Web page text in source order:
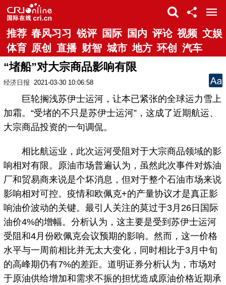
推荐 春风习习 锐评 国际 国内 评论 视频 文娱
体育 原创 直播 财智 城市 地方 环创 汽车
“堵船”对大宗商品影响有限
经济日报 2021-03-30 10:06:58
巨轮搁浅苏伊士运河，让本已紧张的全球运力雪上
加霜。“受堵的不只是苏伊士运河”，这成了近期航运、
大宗商品投资的一句调侃。
相比航运业，此次运河受阻对于大宗商品领域的影
响相对有限。原油市场普遍认为，虽然此次事件对炼油
厂和贸易商来说是个坏消息，但对于整个石油市场来说
影响相对可控。疫情和欧佩克+的产量协议才是真正影
响油价波动的关键。最引人关注的莫过于3月26日国际
油价4%的增幅。分析认为，这主要是受到苏伊士运河
受阻和4月份欧佩克会议预期的影响。然而，这一价格
水平与一周前相比并无太大变化，同时相比于3月中旬
的高峰期仍有7%的差距。道明证券分析认为，市场对
于原油供给增加和需求不振的担忧造成原油价格近期承